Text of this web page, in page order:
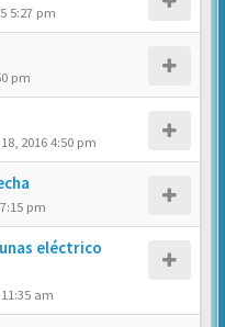
5:27 pm
pm
2016 4:50 pm
pm
eléctrico
am